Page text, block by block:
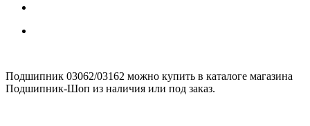
Подшипник 03062/03162 можно купить в каталоге магазина
Подшипник-Шоп из наличия или под заказ.